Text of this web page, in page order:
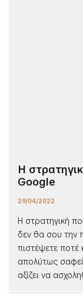
Η
Google
29/04/2022
Η στρατηγική
δεν θα σου την
πιστέψετε ποτέ
απολύτως
αξίζει να